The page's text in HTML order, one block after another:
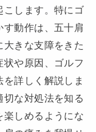
こします。特にゴ
す動作は、五十肩
大きな支障をきた
や原因、ゴルフ
詳しく解説しま
な対処法を知る
楽しめるようにな